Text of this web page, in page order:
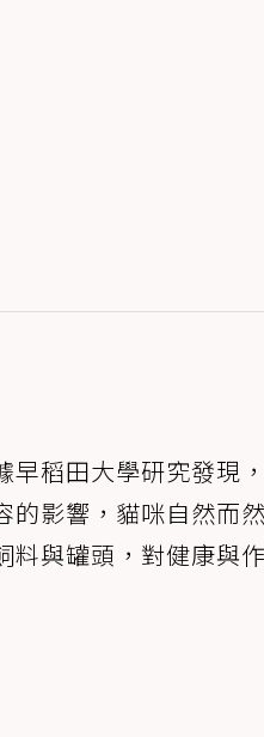
早稻田大學研究發現
的影響，貓咪自然而
料與罐頭，對健康與